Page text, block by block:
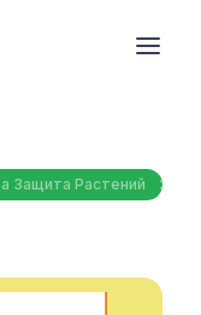
Защита Pастений